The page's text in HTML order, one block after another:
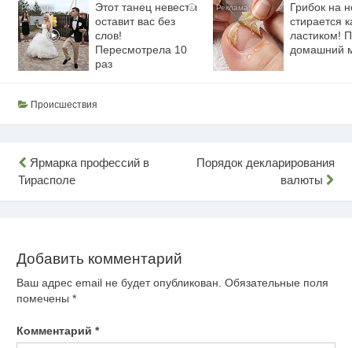
i
Этот танец невесты
оставит вас без
слов!
Пересмотрела 10
раз
Грибок на
стирается
ластиком!
домашний
Происшествия
Навигация
по
Ярмарка профессий в
Тирасполе
Порядок декларирования
валюты
Добавить комментарий
Ваш адрес email не будет опубликован. Обязательные поля
помечены *
Комментарий *